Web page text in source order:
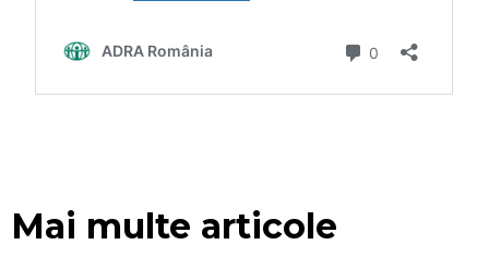
Mai multe articole